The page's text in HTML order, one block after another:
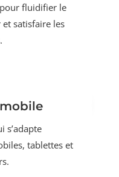
fluidifier le
et satisfaire les
s’adapte
tablettes et